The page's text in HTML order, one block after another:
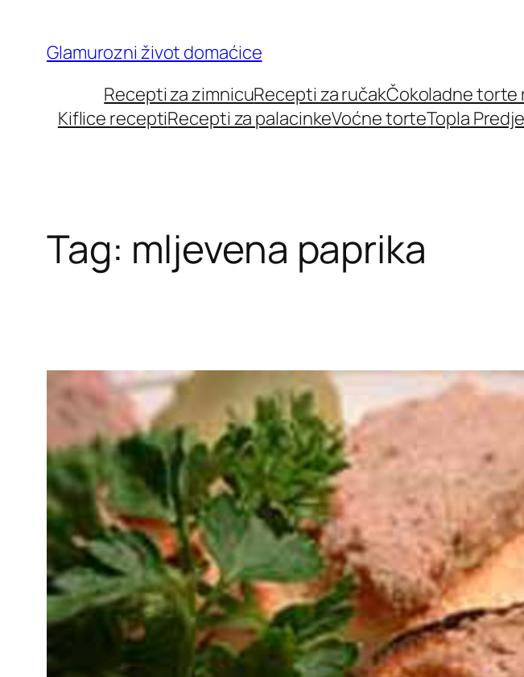
content
Glamurozni život domaćice
Recepti za zimnicuRecepti za ručakČokoladne torte
Kiflice receptiRecepti za palacinkeVoćne torteTopla
Tag: mljevena paprika